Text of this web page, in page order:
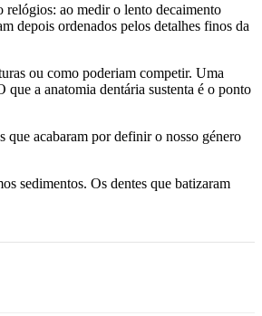
relógios: ao medir o lento decaimento
depois ordenados pelos detalhes finos da
ou como poderiam competir. Uma
a anatomia dentária sustenta é o ponto
acabaram por definir o nosso género
sedimentos. Os dentes que batizaram